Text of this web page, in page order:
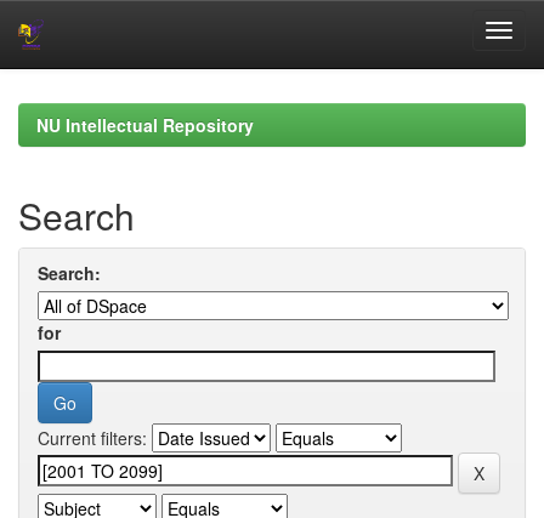
navigationNU Intellectual Repository
Search
Search:
for
Current filters: